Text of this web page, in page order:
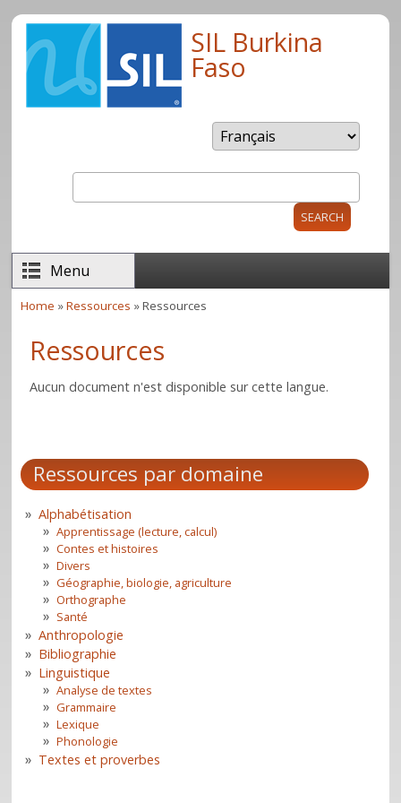
Skip to main content SIL Burkina
Faso
Search form
Menu
Home »Ressources » Ressources
Ressources
Aucun document n'est disponible sur cette langue.
Ressources par domaine
Alphabétisation
Apprentissage (lecture, calcul)
Contes et histoires
Divers
Géographie, biologie, agriculture
Orthographe
Santé
Anthropologie
Bibliographie
Linguistique
Analyse de textes
Grammaire
Lexique
Phonologie
Textes et proverbes